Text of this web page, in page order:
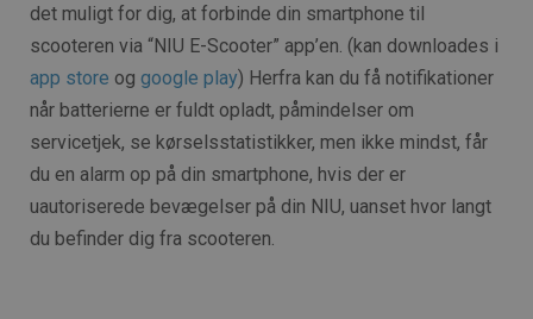
det muligt for dig, at forbinde din smartphone til
scooteren via “NIU E-Scooter” app’en. (kan downloades i
app store og google play) Herfra kan du få notifikationer
når batterierne er fuldt opladt, påmindelser om
servicetjek, se kørselsstatistikker, men ikke mindst, får
du en alarm op på din smartphone, hvis der er
uautoriserede bevægelser på din NIU, uanset hvor langt
du befinder dig fra scooteren.